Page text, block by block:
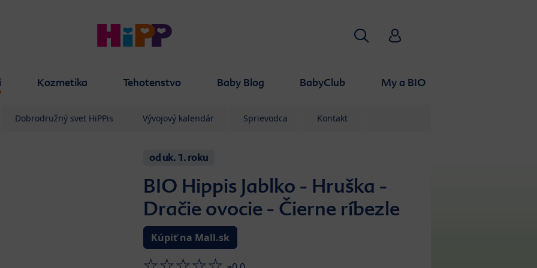
Kozmetika Tehotenstvo Baby Blog BabyClub My a BIO
HľadaťHiPP Babyclub
Dobrodružný svet HiPPis Vývojový kalendár Sprievodca Kontakt
od uk. 1. roku
BIO Hippis Jablko - Hruška -
Dračie ovocie - Čierne ríbezle
Kúpiť na Mall.sk